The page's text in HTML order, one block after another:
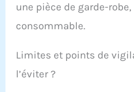
une pièce de garde-
consommable.
Limites et points de
l’éviter ?